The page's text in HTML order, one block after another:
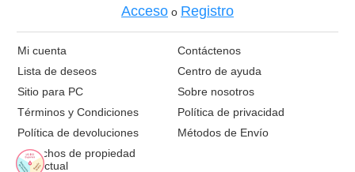
Acceso o Registro
Mi cuenta
Contáctenos
Lista de deseos
Centro de ayuda
Sitio para PC
Sobre nosotros
Términos y Condiciones
Política de privacidad
Política de devoluciones
Métodos de Envío
Derechos de propiedad
intelectual